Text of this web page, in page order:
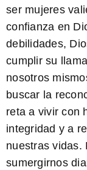
ser mujeres
confianza en
debilidades,
cumplir su
nosotros
buscar la
reta a vivir con
integridad y a
nuestras vidas.
sumergirnos